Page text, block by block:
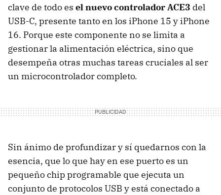
clave de todo es el nuevo controlador ACE3 del
USB-C, presente tanto en los iPhone 15 y iPhone
16. Porque este componente no se limita a
gestionar la alimentación eléctrica, sino que
desempeña otras muchas tareas cruciales al ser
un microcontrolador completo.
Sin ánimo de profundizar y sí quedarnos con la
esencia, que lo que hay en ese puerto es un
pequeño chip programable que ejecuta un
conjunto de protocolos USB y está conectado a